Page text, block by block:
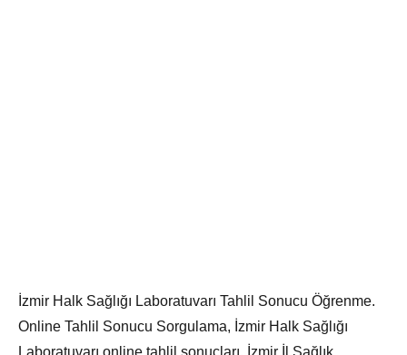
İzmir Halk Sağlığı Laboratuvarı Tahlil Sonucu Öğrenme.
Online Tahlil Sonucu Sorgulama, İzmir Halk Sağlığı
Laboratuvarı online tahlil sonuçları. İzmir İl Sağlık